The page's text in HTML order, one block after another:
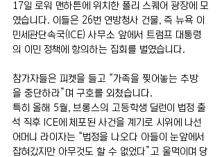
17일 로워 맨하튼에 위치한 폴리 스퀘어 광장에 모
였습니다. 이들은 26번 연방청사 건물, 즉 뉴욕 이
민세관단속국(ICE) 사무소 앞에서 트럼프 대통령
의 이민 정책에 항의하는 집회를 벌였습니다.
참가자들은 피켓을 들고 “가족을 찢어놓는 추방
을 중단하라”며 구호를 외쳤습니다.
특히 올해 5월, 브롱스의 고등학생 딜런이 법정 출
석 직후 ICE에 체포된 사건을 계기로 시위에 나선
어머니 라이자는 “법정을 나오다 아들이 눈앞에서
잡혀갔지만 아무것도 할 수 없었다”고 울먹이며 당